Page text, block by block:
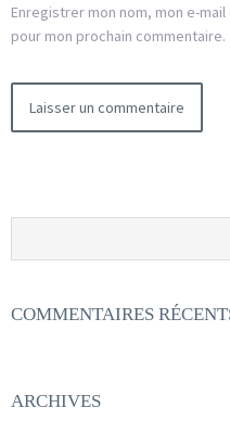
Enregistrer mon nom, mon e-
pour mon prochain commentaire.
COMMENTAIRES
ARCHIVES